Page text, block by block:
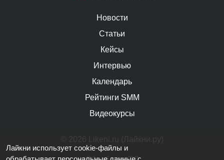
Новости
Статьи
Кейсы
Интервью
Календарь
Рейтинги SMM
Видеокурсы
Лайкни использует cookie-файлы и